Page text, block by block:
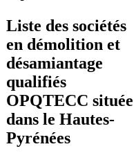
Liste des sociétés
en démolition et
désamiantage
qualifiés
OPQTECC située
dans le Hautes-
Pyrénées